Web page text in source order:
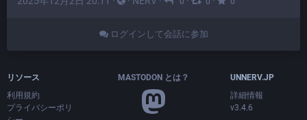
ログインして会話に参加
リソース
利用規約
プライバシーポリ
MASTODON とは？
UNNERV.JP
詳細情報
v3.4.6